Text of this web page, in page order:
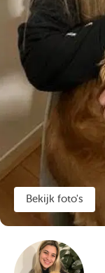
Bekijk foto's